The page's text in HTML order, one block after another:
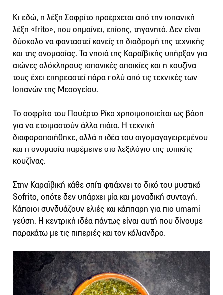
Κι εδώ, η λέξη Σοφρίτο προέρχεται από την ισπανική
λέξη «frito», που σημαίνει, επίσης, τηγανητό. Δεν είναι
δύσκολο να φανταστεί κανείς τη διαδρομή της τεχνικής
και της ονομασίας. Τα νησιά της Καραϊβικής υπήρξαν για
αιώνες ολόκληρους ισπανικές αποικίες και η κουζίνα
τους έχει επηρεαστεί πάρα πολύ από τις τεχνικές των
Ισπανών της Μεσογείου.
Το σοφρίτο του Πουέρτο Ρίκο χρησιμοποιείται ως βάση
για να ετοιμαστούν άλλα πιάτα. Η τεχνική
διαφοροποιήθηκε, αλλά η ιδέα του σιγομαγαγειρεμένου
και η ονομασία παρέμεινε στο λεξιλόγιο της τοπικής
κουζίνας.
Στην Καραϊβική κάθε σπίτι φτιάχνει το δικό του μυστικό
Sofrito, οπότε δεν υπάρχει μία και μοναδική συνταγή.
Κάποιοι συνδυάζουν ελιές και κάππαρη για πιο umami
γεύση. Η κεντρική ιδέα πάντως είναι αυτή που δίνουμε
παρακάτω με τις πιπεριές και τον κόλιανδρο.